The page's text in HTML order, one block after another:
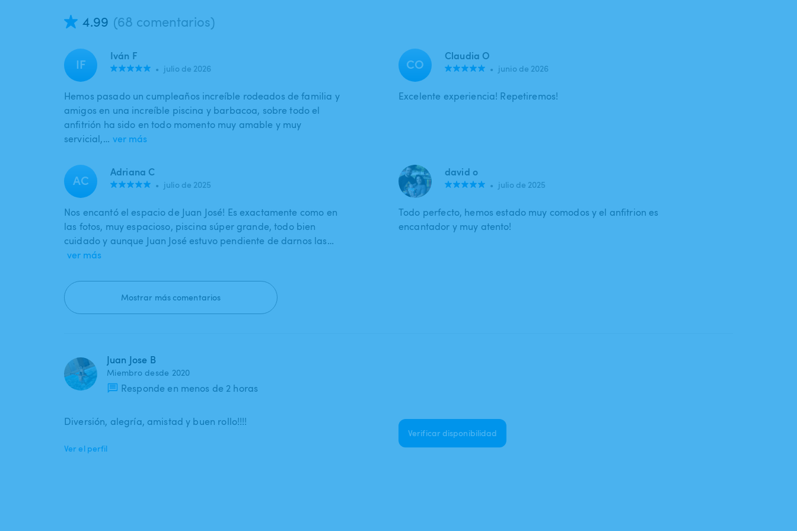
4.99 (68 comentarios)
IF Iván F
• julio de 2026
Hemos pasado un cumpleaños increíble rodeados de familia y
amigos en una increíble piscina y barbacoa, sobre todo el
anfitrión ha sido en todo momento muy amable y muy
servicial,… ver más
CO Claudia O
• junio de 2026
Excelente experiencia! Repetiremos!
AC Adriana C
• julio de 2025
Nos encantó el espacio de Juan José! Es exactamente como en
las fotos, muy espacioso, piscina súper grande, todo bien
cuidado y aunque Juan José estuvo pendiente de darnos las…
ver más
david o
• julio de 2025
Todo perfecto, hemos estado muy comodos y el anfitrion es
encantador y muy atento!
Mostrar más comentarios
Juan Jose B
Miembro desde 2020
Responde en menos de 2 horas
Diversión, alegría, amistad y buen rollo!!!!
Ver el perfil
Verificar disponibilidad